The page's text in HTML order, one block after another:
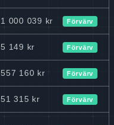
1 000 039 kr Förvärv
5 149 kr Förvärv
557 160 kr Förvärv
51 315 kr Förvärv